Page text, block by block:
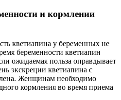
и кормлении
кветиапина у беременных не
беременности кветиапин
ожидаемая польза оправдывает
экскреции кветиапина с
Женщинам необходимо
кормления во время приема